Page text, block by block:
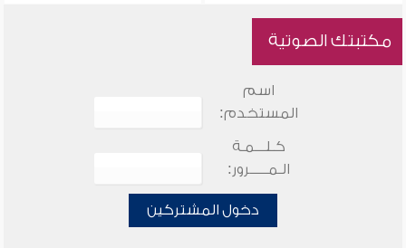
مكتبتك الصوتية
اسم
المستخدم:
كـلـــمـة
الـمـــــرور:
دخول المشتركين